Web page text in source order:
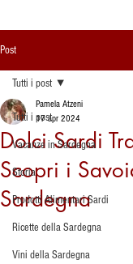
Post
Tutti i post
Vacanze in Sardegna
Storia
Prodotti Alimentari Sardi
Ricette della Sardegna
Vini della Sardegna
Tutti i post
Dolci Sardi
Scopri i
Sardegna
Pamela Atzeni
17 apr 2024